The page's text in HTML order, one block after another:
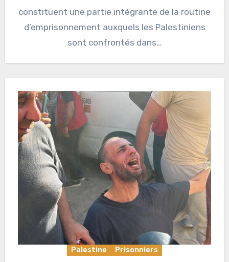
constituent une partie intégrante de la routine
d’emprisonnement auxquels les Palestiniens
sont confrontés dans…
Palestine Prisonniers